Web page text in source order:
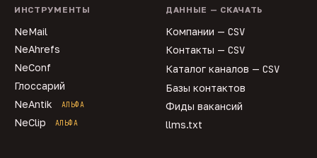
ИНСТРУМЕНТЫ
NeMail
NeAhrefs
NeConf
Глоссарий
NeAntik
АЛЬФА
NeClip АЛЬФА
ДАННЫЕ — СКАЧАТЬ
Компании — CSV
Контакты — CSV
Каталог каналов — CSV
Базы контактов
Фиды вакансий
llms.txt